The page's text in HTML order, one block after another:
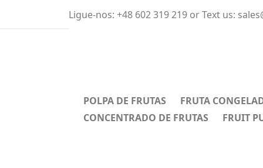
Ligue-nos: +48 602 319 219 or Text us:
POLPA DE FRUTAS
FRUTA
CONCENTRADO DE FRUTAS
FRUIT